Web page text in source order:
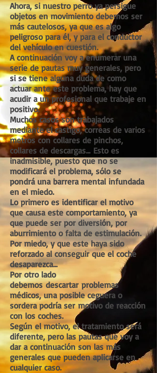
Ahora, si nuestro perro ya persigue
objetos en movimiento debemos ser
más cautelosos, ya que es algo
peligroso para él, y para el conductor
del vehículo en cuestión.
A continuación voy a enumerar una
serie de pautas muy generales, pero
si se tiene alguna duda de como
actuar ante este problema, hay que
acudir a un profesional que trabaje en
positivo.
Muchos casos son trabajados
mediante el castigo, correas de varios
metros con collares de pinchos,
collares de descargas... Esto es
inadmisible, puesto que no se
modificará el problema, sólo se
pondrá una barrera mental infundada
en el miedo.
Lo primero es identificar el motivo
que causa este comportamiento, ya
que puede ser por diversión, por
aburrimiento o falta de estimulación.
Por miedo, y que este haya sido
reforzado al conseguir que el coche
desaparezca...
Por otro lado
debemos descartar problemas
médicos, una posible ceguera o
sordera podría ser motivo de reacción
con los coches.
Según el motivo, el tratamiento será
diferente, pero las pautas que voy a
dar a continuación son las más
generales que pueden aplicarse en
cualquier caso.